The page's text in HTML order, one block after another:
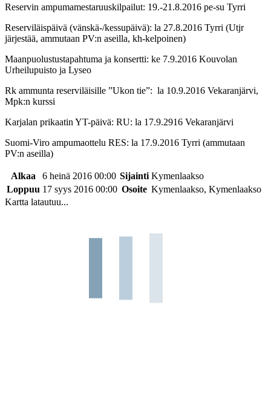
Reservin ampumamestaruuskilpailut: 19.-21.8.2016 pe-su Tyrri
Reserviläispäivä (vänskä-/kessupäivä): la 27.8.2016 Tyrri (Utjr
järjestää, ammutaan PV:n aseilla, kh-kelpoinen)
Maanpuolustustapahtuma ja konsertti: ke 7.9.2016 Kouvolan
Urheilupuisto ja Lyseo
Rk ammunta reserviläisille ”Ukon tie”: la 10.9.2016 Vekaranjärvi,
Mpk:n kurssi
Karjalan prikaatin YT-päivä: RU: la 17.9.2916 Vekaranjärvi
Suomi-Viro ampumaottelu RES: la 17.9.2016 Tyrri (ammutaan
PV:n aseilla)
Alkaa 6 heinä 2016 00:00 Sijainti Kymenlaakso
Loppuu 17 syys 2016 00:00 Osoite Kymenlaakso, Kymenlaakso
Kartta latautuu...